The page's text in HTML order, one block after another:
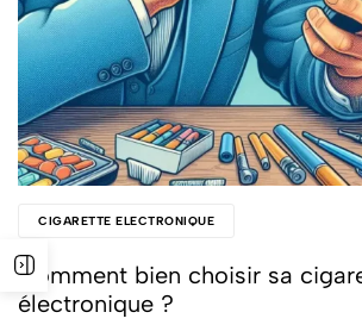
CIGARETTE ELECTRONIQUE
Comment bien choisir sa
électronique ?